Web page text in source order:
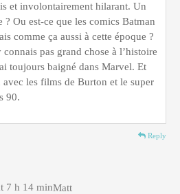
et involontairement hilarant. Un
? Ou est-ce que les comics Batman
comme ça aussi à cette époque ?
connais pas grand chose à l’histoire
toujours baigné dans Marvel. Et
avec les films de Burton et le super
90.
Reply
Matt
7 h 14 min